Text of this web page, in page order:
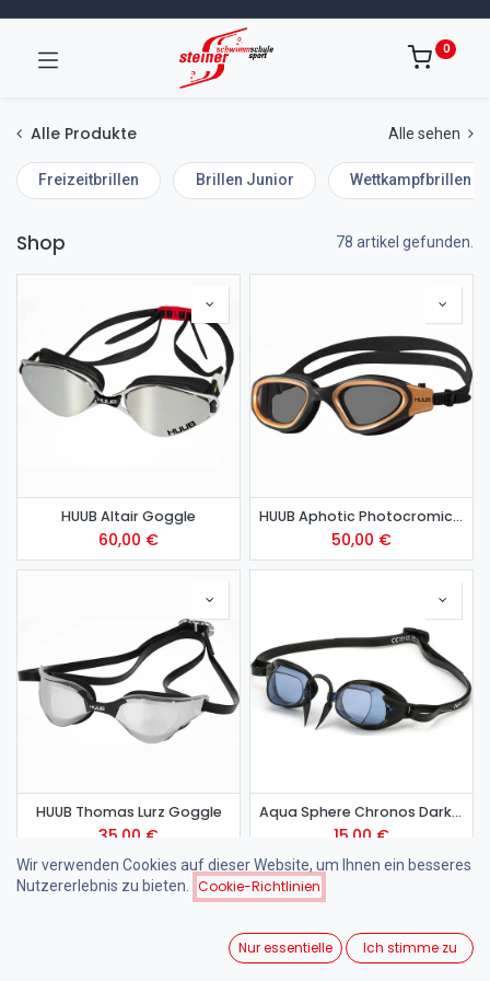
0
Alle Produkte Alle sehen
Freizeitbrillen Brillen Junior Wettkampfbrillen
Shop 78 artikel gefunden.
HUUB Altair Goggle
60,00 €
HUUB Aphotic Photocromic Goggle
50,00 €
HUUB Thomas Lurz Goggle
35,00 €
Aqua Sphere Chronos Dark Goggle
15,00 €
Wir verwenden Cookies auf dieser Website, um Ihnen ein besseres
Nutzererlebnis zu bieten.
Cookie-Richtlinien
Nur essentielle Ich stimme zu